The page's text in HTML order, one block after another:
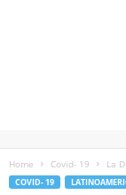
Home Covid- 19 La
COVID- 19